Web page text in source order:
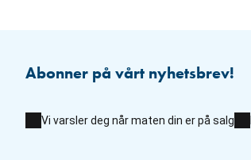
Abonner på vårt nyhetsbrev!
Vi varsler deg når maten din er på salg